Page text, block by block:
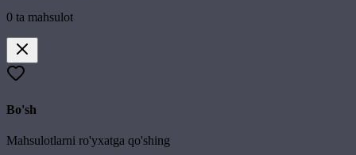
0 ta mahsulot
Bo'sh
Mahsulotlarni ro'yxatga qo'shing